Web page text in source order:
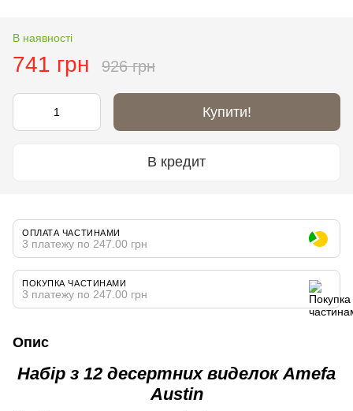
В наявності
741 грн 926 грн
Купити!
В кредит
ОПЛАТА ЧАСТИНАМИ
3 платежу по 247.00 грн
ПОКУПКА ЧАСТИНАМИ
3 платежу по 247.00 грн
Опис
Набір з 12 десертних виделок Amefa
Austin